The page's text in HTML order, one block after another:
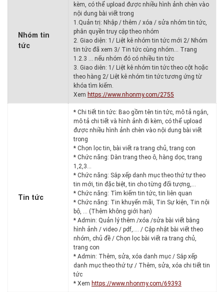
Nhóm tin
tức
kèm, có thể upload được nhiều hình ảnh chèn vào
nội dung bài viết trong
1.Quản trị: Nhập / thêm / xóa / sửa nhóm tin tức,
phân quyền truy cập theo nhóm
2. Giao diện: 1/ Liệt kê nhóm tin tức mới 2/ Nhóm
tin tức đã xem 3/ Tin tức cùng nhóm… Trang
1.2.3 … nếu nhóm đó có nhiều tin tức
3. Giao diên: 1/ Liệt kê nhóm tin tức theo cột hoặc
theo hàng 2/ Liệt kê nhóm tin tức tương ứng từ
khóa tìm kiếm.
Xem https://www.nhonmy.com/2755
Tin tức
* Chi tiết tin tức: Bao gồm tên tin tức, mô tả ngắn,
mô tả chi tiết và hình ảnh đi kèm, có thể upload
được nhiều hình ảnh chèn vào nội dung bài viết
trong
* Chọn lọc tin, bài viết ra trang chủ, trang con
* Chức năng: Dàn trang theo ô, hàng dọc, trang
1,2,3…
* Chức năng: Sắp xếp danh mục theo thứ tự theo
tin mới, tin đặc biệt, tin cho từng đối tượng,…
* Chức năng: Tìm kiếm tin tức, tin liên quan
* Chức năng: Tin khuyến mãi, Tin Sự kiện, Tin nội
bộ, … (Thêm không giới hạn)
* Admin: Quản lý thêm /xóa /sửa bài viết bằng
hình ảnh / video / pdf,…. / Cập nhật bài viết theo
nhóm, chủ đề / Chọn lọc bài viết ra trang chủ,
trang con
* Admin: Thêm, sửa, xóa danh mục / Sắp xếp
danh mục theo thứ tự / Thêm, sửa, xóa chi tiết tin
tức
* Xem https://www.nhonmy.com/69393